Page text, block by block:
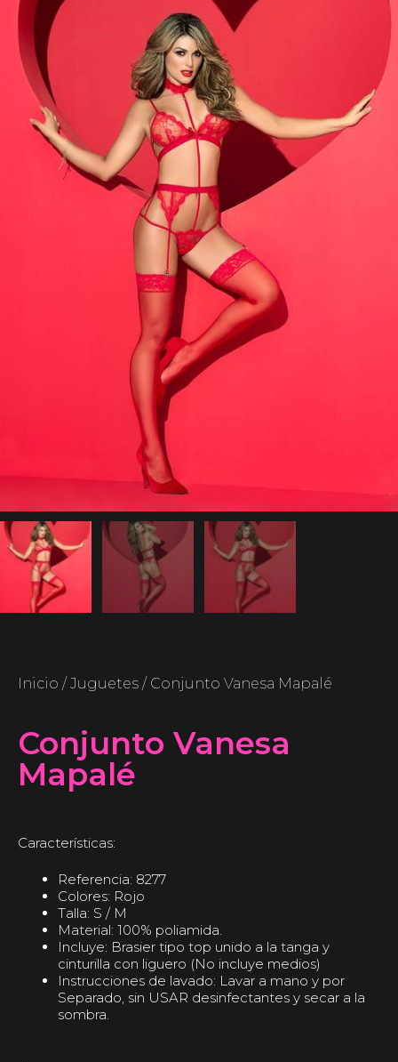
Inicio / Juguetes / Conjunto Vanesa Mapalé
Conjunto Vanesa
Mapalé
Características:
Referencia: 8277
Colores: Rojo
Talla: S / M
Material: 100% poliamida.
Incluye: Brasier tipo top unido a la tanga y
cinturilla con liguero (No incluye medios)
Instrucciones de lavado: Lavar a mano y por
Separado, sin USAR desinfectantes y secar a la
sombra.